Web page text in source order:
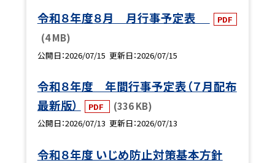
令和８年度８月 月行事予定表 PDF
(4 MB)
公開日 2026/07/15 更新日 2026/07/15
令和８年度 年間行事予定表（７月配布
最新版）
PDF (336 KB)
公開日 2026/07/13 更新日 2026/07/13
令和８年度 いじめ防止対策基本方針